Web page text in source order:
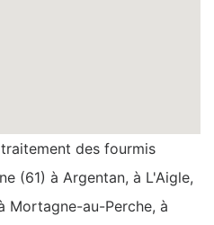
des fourmis
(61) à Argentan, à L'Aigle,
Mortagne-au-Perche, à